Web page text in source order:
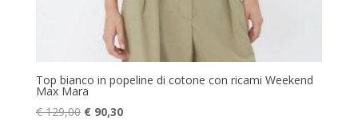
Top bianco in popeline di cotone con ricami Weekend
Max Mara
€129,00 Il
€90,30Il